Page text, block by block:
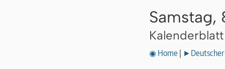
Samstag,
◉ Home ►Deutscher